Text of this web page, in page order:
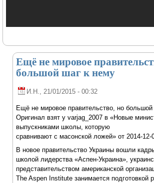
Ещё не мировое
большой шаг к нему
И.Н., 21/01/2015 - 00:32
Ещё не мировое правительство, но
Оригинал взят у varjag_2007 в «Новые
выпускниками школы, которую
сравнивают с масонской ложей» от 2014-12-
В новое правительство Украины вошли
школой лидерства «Аспен-Украина»,
представительством американской
The Aspen Institute занимается подготовкой